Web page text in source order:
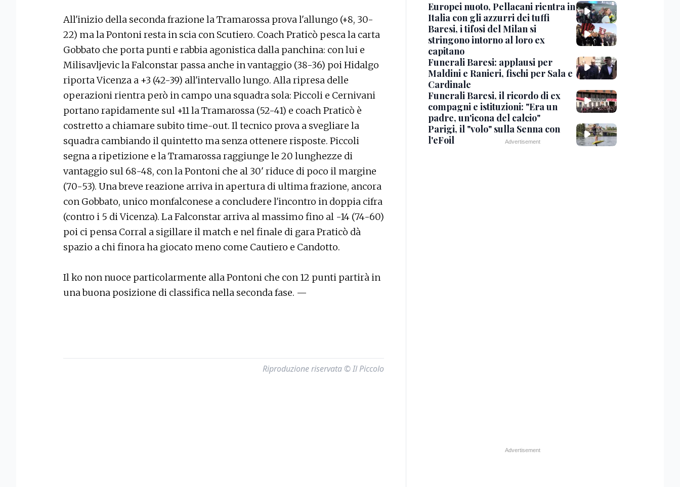
All'inizio della seconda frazione la Tramarossa prova l'allungo (+8, 30-
22) ma la Pontoni resta in scia con Scutiero. Coach Praticò pesca la carta
Gobbato che porta punti e rabbia agonistica dalla panchina: con lui e
Milisavljevic la Falconstar passa anche in vantaggio (38-36) poi Hidalgo
riporta Vicenza a +3 (42-39) all'intervallo lungo. Alla ripresa delle
operazioni rientra però in campo una squadra sola: Piccoli e Cernivani
portano rapidamente sul +11 la Tramarossa (52-41) e coach Praticò è
costretto a chiamare subito time-out. Il tecnico prova a svegliare la
squadra cambiando il quintetto ma senza ottenere risposte. Piccoli
segna a ripetizione e la Tramarossa raggiunge le 20 lunghezze di
vantaggio sul 68-48, con la Pontoni che al 30' riduce di poco il margine
(70-53). Una breve reazione arriva in apertura di ultima frazione, ancora
con Gobbato, unico monfalconese a concludere l'incontro in doppia cifra
(contro i 5 di Vicenza). La Falconstar arriva al massimo fino al -14 (74-60)
poi ci pensa Corral a sigillare il match e nel finale di gara Praticò dà
spazio a chi finora ha giocato meno come Cautiero e Candotto.
Il ko non nuoce particolarmente alla Pontoni che con 12 punti partirà in
una buona posizione di classifica nella seconda fase. —
Riproduzione riservata © Il Piccolo
Europei nuoto, Pellacani rientra in
Italia con gli azzurri dei tuffi
Baresi, i tifosi del Milan si
stringono intorno al loro ex
capitano
Funerali Baresi: applausi per
Maldini e Ranieri, fischi per Sala e
Cardinale
Funerali Baresi, il ricordo di ex
compagni e istituzioni: "Era un
padre, un'icona del calcio"
Parigi, il "volo" sulla Senna con
l'eFoil